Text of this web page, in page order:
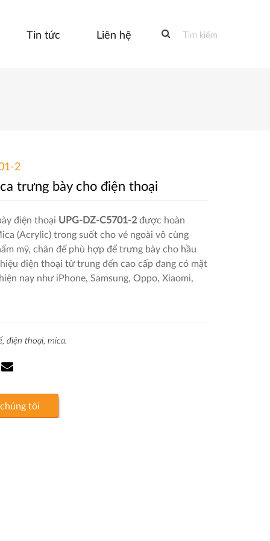
Tìm kiếm
Tin tức Liên hệ
2
trưng bày cho điện thoại
điện thoại UPG-DZ-C5701-2được hoàn
(Acrylic) trong suốt cho vẻ ngoài vô cùng
mỹ, chân đế phù hợp để trưng bày cho hầu
điện thoại từ trung đến cao cấp đang có mặt
nay như iPhone, Samsung, Oppo, Xiaomi,
điện thoại, mica.
tôi